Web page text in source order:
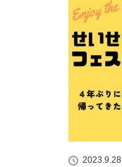
2023.9.28